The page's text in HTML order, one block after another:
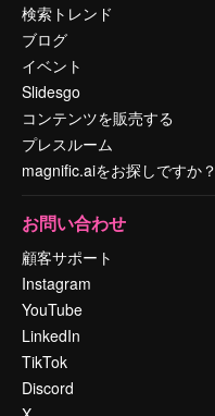
検索トレンド
ブログ
イベント
Slidesgo
コンテンツを販売する
プレスルーム
magnific.aiをお探しですか？
お問い合わせ
顧客サポート
Instagram
YouTube
LinkedIn
TikTok
Discord